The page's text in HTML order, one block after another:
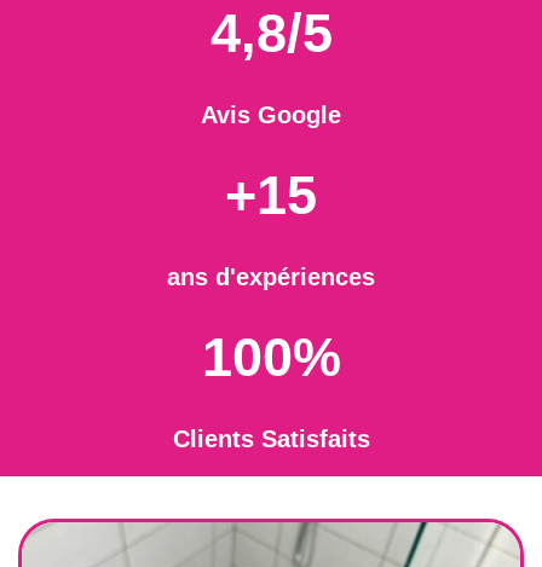
4,8/5
Avis Google
+15
ans d'expériences
100%
Clients Satisfaits